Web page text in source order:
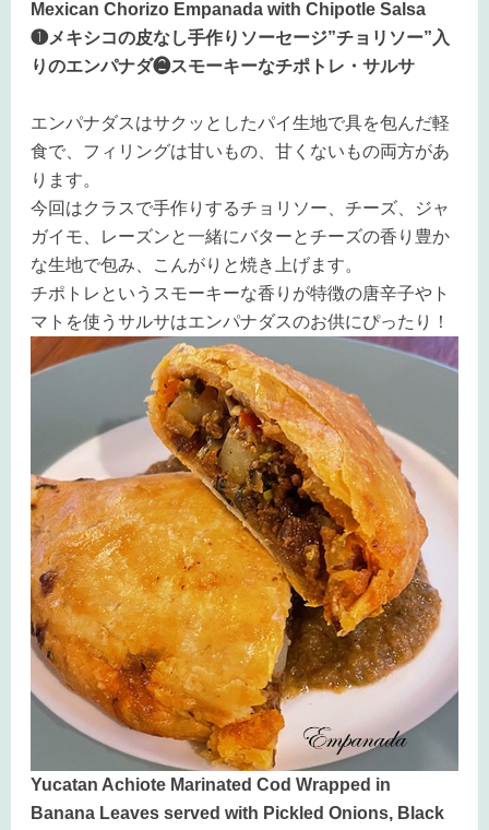
Mexican Chorizo Empanada with Chipotle Salsa
❶メキシコの皮なし手作りソーセージ”チョリソー”入
りのエンパナダ❷スモーキーなチポトレ・サルサ
エンパナダスはサクッとしたパイ生地で具を包んだ軽
食で、フィリングは甘いもの、甘くないもの両方があ
ります。
今回はクラスで手作りするチョリソー、チーズ、ジャ
ガイモ、レーズンと一緒にバターとチーズの香り豊か
な生地で包み、こんがりと焼き上げます。
チポトレというスモーキーな香りが特徴の唐辛子やト
マトを使うサルサはエンパナダスのお供にぴったり！
Yucatan Achiote Marinated Cod Wrapped in
Banana Leaves served with Pickled Onions, Black